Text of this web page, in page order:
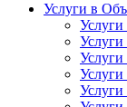
Услуги в